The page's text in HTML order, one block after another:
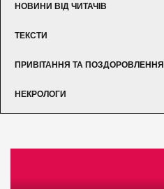
НОВИНИ ВІД ЧИТАЧІВ
ТЕКСТИ
ПРИВІТАННЯ ТА ПОЗДОРОВЛЕННЯ
НЕКРОЛОГИ